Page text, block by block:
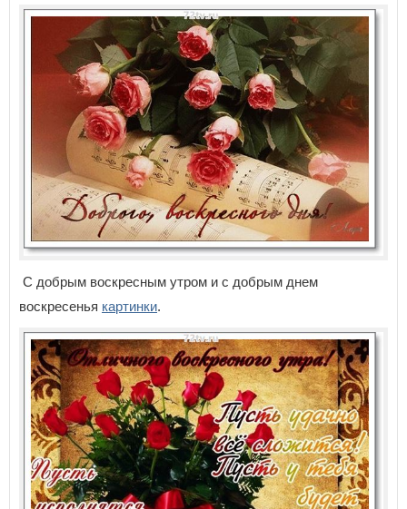
С добрым воскресным утром и с добрым днем
воскресенья картинки.